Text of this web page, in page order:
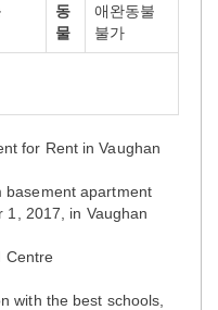
동
물
애완동불
불가
for Rent in Vaughan
basement apartment
1, 2017, in Vaughan
Centre
with the best schools,